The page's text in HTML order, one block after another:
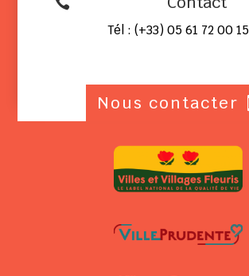
Tél : (+33) 05 61 72 00 15
Nous contacter